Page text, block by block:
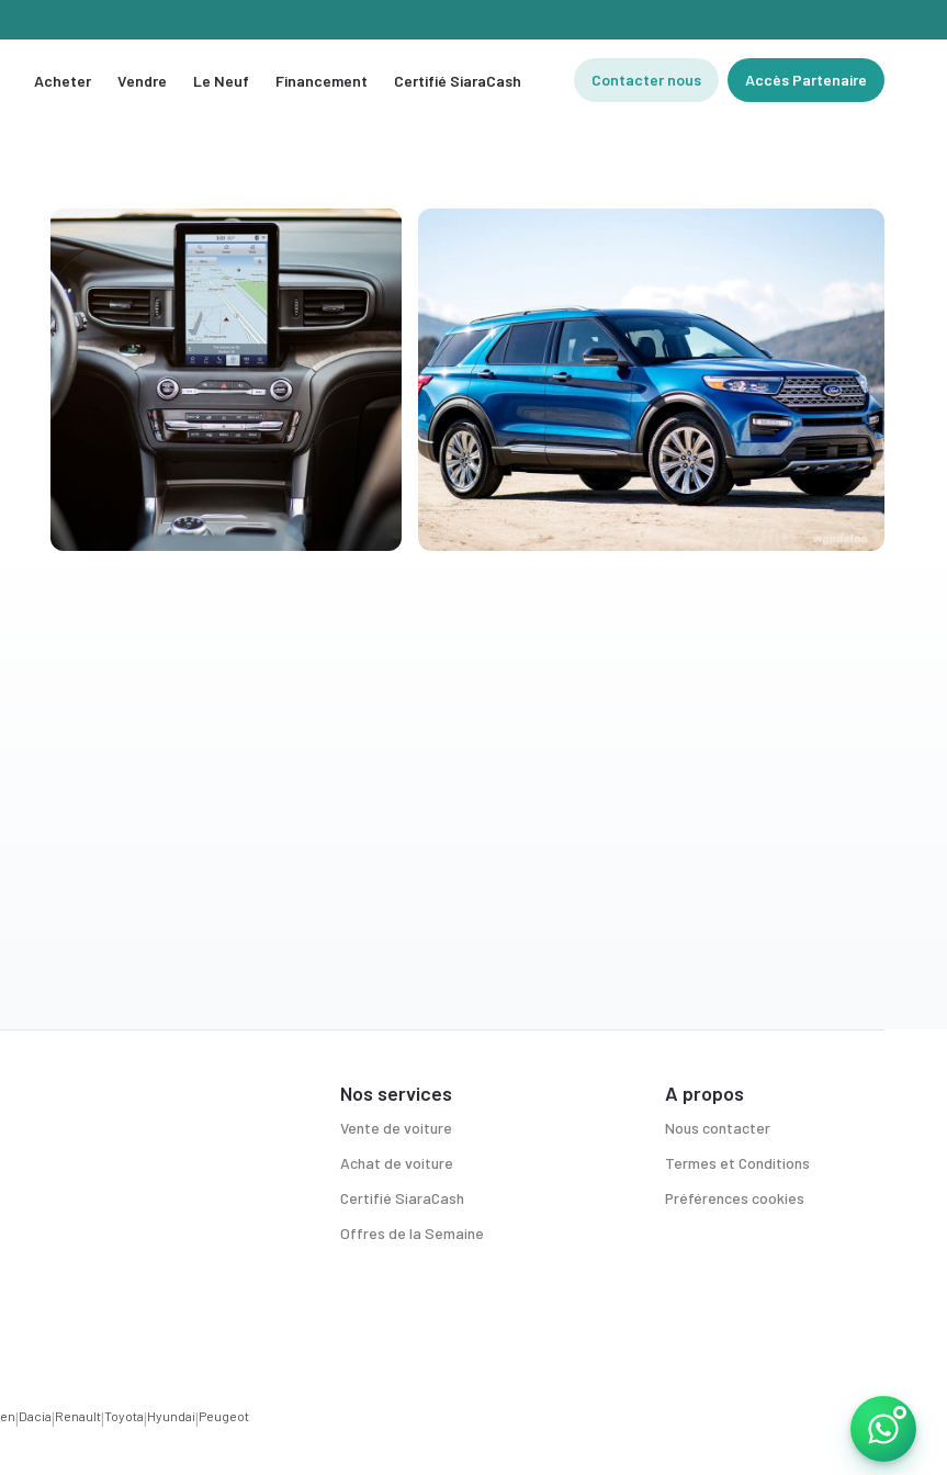
Acheter Vendre Le Neuf Financement Certifié SiaraCash Contacter nous Accès Partenaire
Nos services
Vente de voiture
Achat de voiture
Certifié SiaraCash
Offres de la Semaine
A propos
Nous contacter
Termes et Conditions
Préférences cookies
|Dacia|Renault|Toyota|Hyundai|Peugeot